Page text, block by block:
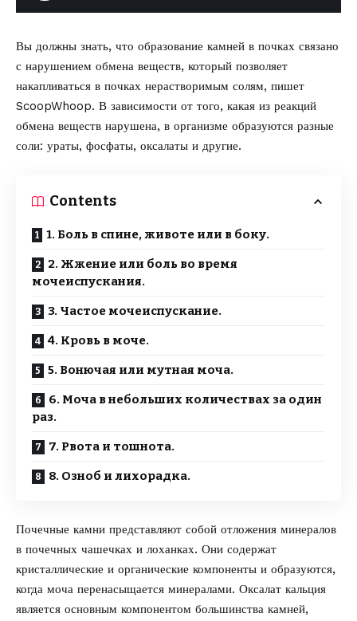
Вы должны знать, что образование камней в почках связано
с нарушением обмена веществ, который позволяет
накапливаться в почках нерастворимым солям, пишет
ScoopWhoop. В зависимости от того, какая из реакций
обмена веществ нарушена, в организме образуются разные
соли: ураты, фосфаты, оксалаты и другие.
Contents
1. Боль в спине, животе или в боку.
2. Жжение или боль во время
мочеиспускания.
3. Частое мочеиспускание.
4. Кровь в моче.
5. Вонючая или мутная моча.
6. Моча в небольших количествах за один
раз.
7. Рвота и тошнота.
8. Озноб и лихорадка.
Почечные камни представляют собой отложения минералов
в почечных чашечках и лоханках. Они содержат
кристаллические и органические компоненты и образуются,
когда моча перенасыщается минералами. Оксалат кальция
является основным компонентом большинства камней,